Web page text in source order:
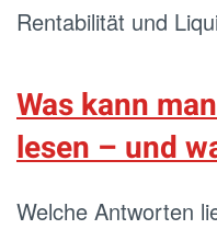
Rentabilität und
Was kann
lesen – und
Welche Antworten